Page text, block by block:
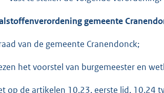
gemeente
van de gemeente Cranendonck;
het voorstel van burgemeester en
op de artikelen 10.23, eerste lid, 10.24